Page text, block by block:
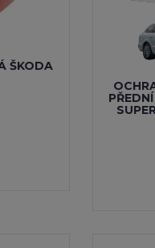
Superb
Superb
Superb
ŠKODA